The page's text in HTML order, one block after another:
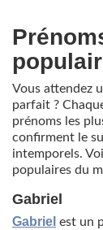
Vous attendez
parfait ?
prénoms les
confirment le
intemporels.
populaires du
Gabriel
Gabriel est un